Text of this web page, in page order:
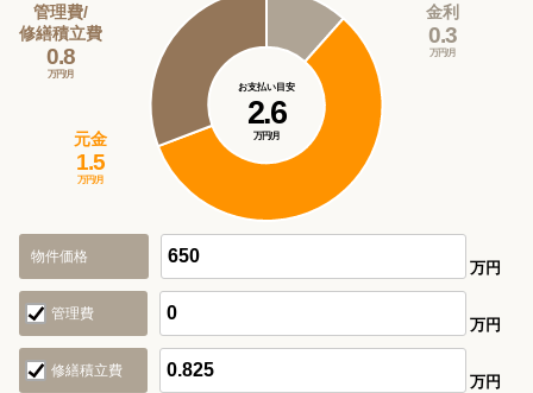
元金
1.5
万円/月
金利
0.3
万円/月
管理費/
修繕積立費
0.8
万円/月
お支払い目安
2.6
万円/月
物件価格
万円
管理費
万円
修繕積立費
万円